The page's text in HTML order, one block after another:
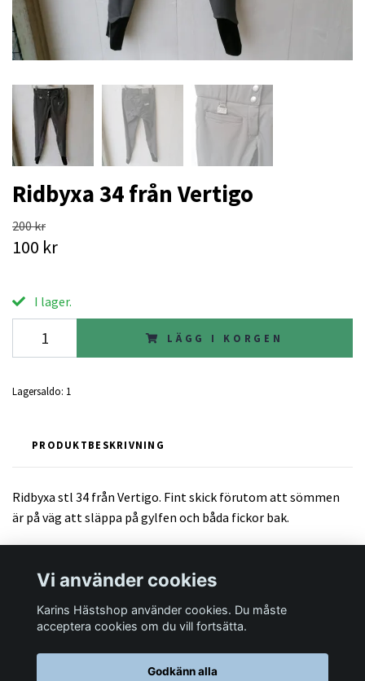
Ridbyxa 34 från Vertigo
200 kr
100 kr
I lager.
LÄGG I KORGEN
Lagersaldo: 1
PRODUKTBESKRIVNING
Ridbyxa stl 34 från Vertigo. Fint skick förutom att sömmen
är på väg att släppa på gylfen och båda fickor bak.
Läs mer
Vi använder cookies
Karins Hästshop använder cookies. Du måste
acceptera cookies om du vill fortsätta.
Godkänn alla